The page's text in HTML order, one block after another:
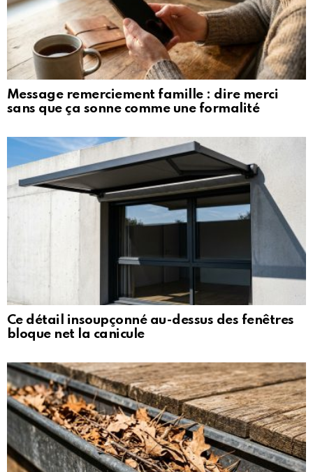
Message remerciement famille : dire merci
sans que ça sonne comme une formalité
Ce détail insoupçonné au-dessus des fenêtres
bloque net la canicule